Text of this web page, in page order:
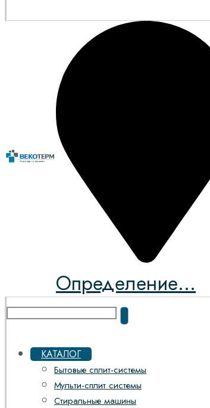
Определение...
КАТАЛОГ
Бытовые сплит-системы
Мульти-сплит системы
Стиральные машины